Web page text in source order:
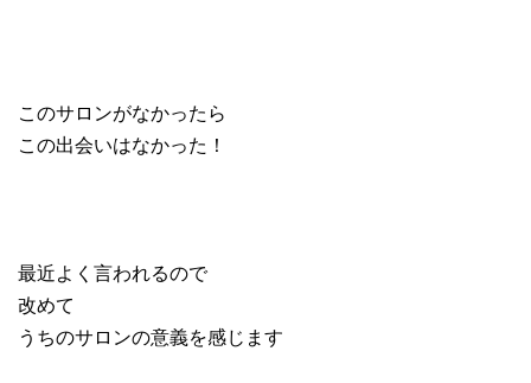
このサロンがなかったら
この出会いはなかった！
最近よく言われるので
改めて
うちのサロンの意義を感じます